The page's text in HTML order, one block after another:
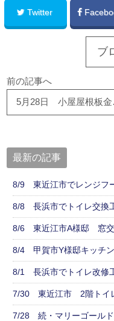
Twitter
ブ
前の記事へ
5月28
最新の記事
8/9 東近江市でレンジフ
8/8 長浜市でトイレ交換
8/6 東近江市A様邸 窓交
8/4 甲賀市Y様邸キッチン
8/1 長浜市でトイレ改修
7/30 東近江市 2階トイ
7/28 続・マリーゴールド